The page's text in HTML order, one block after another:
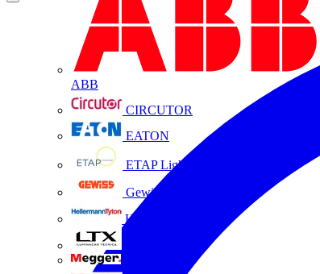
ABB
CIRCUTOR
EATON
ETAP Lighting
Gewiss
HellermannTyton